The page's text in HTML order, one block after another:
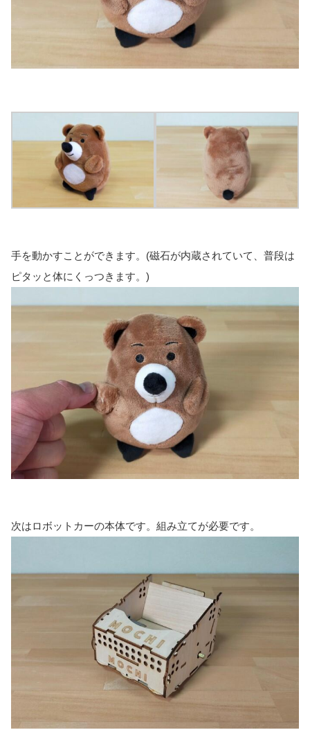
手を動かすことができます。(磁石が内蔵されていて、普段は
ピタッと体にくっつきます。)
次はロボットカーの本体です。組み立てが必要です。